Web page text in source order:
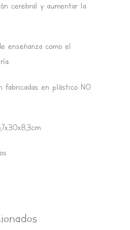
cerebral y aumentar la
enseñanza como el
fabricadas en plástico NO